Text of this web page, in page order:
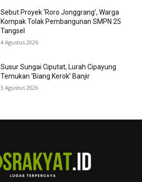
Sebut Proyek ‘Roro Jonggrang’, Warga
Kompak Tolak Pembangunan SMPN 25
Tangsel
4 Agustus 2026
Susur Sungai Ciputat, Lurah Cipayung
Temukan ‘Biang Kerok’ Banjir
3 Agustus 2026